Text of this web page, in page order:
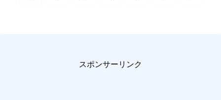
スポンサーリンク